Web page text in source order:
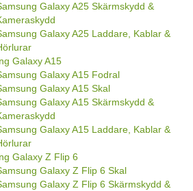
Galaxy A25 Skärmskydd &
Galaxy A25 Laddare, Kablar &
Galaxy A15
Galaxy A15 Fodral
Galaxy A15 Skal
Galaxy A15 Skärmskydd &
Galaxy A15 Laddare, Kablar &
Galaxy Z Flip 6
Galaxy Z Flip 6 Skal
Galaxy Z Flip 6 Skärmskydd &